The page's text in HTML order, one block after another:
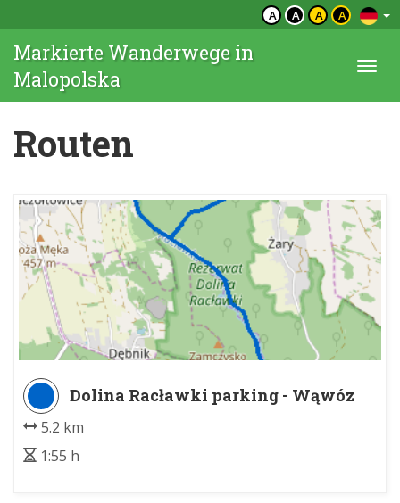
A A A A
Markierte Wanderwege in
Malopolska
Routen
Dolina Racławki parking - Wąwóz
5.2 km
1:55 h